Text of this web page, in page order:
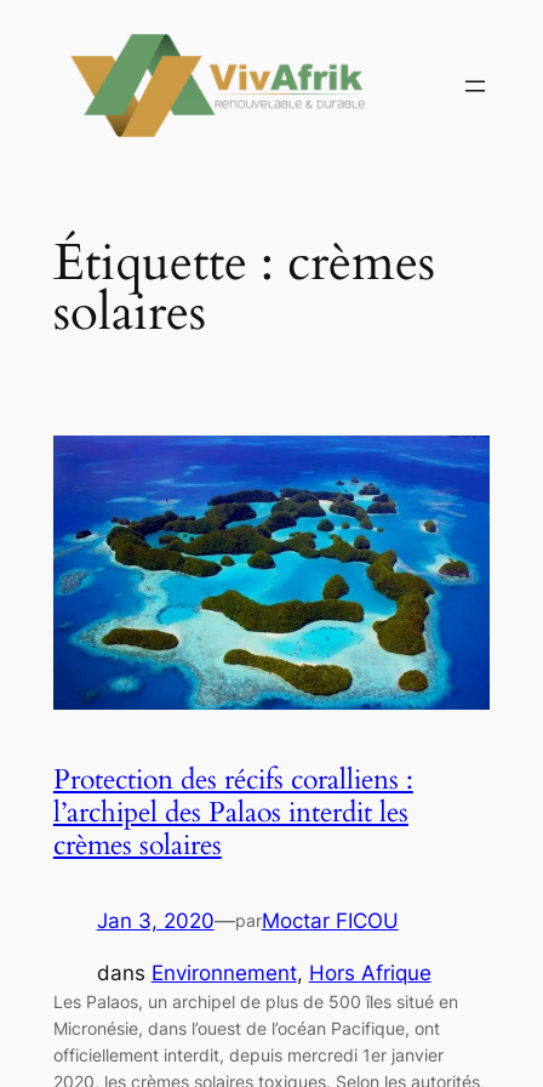
contenu
Étiquette : crèmes
solaires
Protection des récifs coralliens :
l’archipel des Palaos interdit les
crèmes solaires
Jan 3, 2020—parMoctar FICOU
dans Environnement, Hors Afrique
Les Palaos, un archipel de plus de 500 îles situé en
Micronésie, dans l’ouest de l’océan Pacifique, ont
officiellement interdit, depuis mercredi 1er janvier
2020, les crèmes solaires toxiques. Selon les autorités,